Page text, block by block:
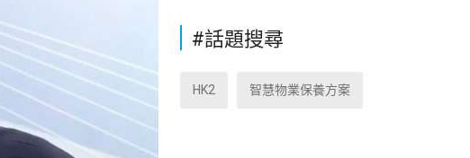
#話題搜尋
HK2 智慧物業保養方案